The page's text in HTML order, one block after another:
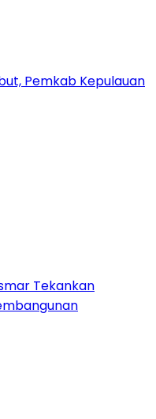
Pemkab Kepulauan
Tekankan